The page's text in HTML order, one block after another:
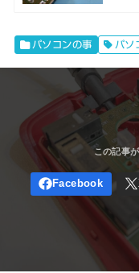
パソコンの事 パソ